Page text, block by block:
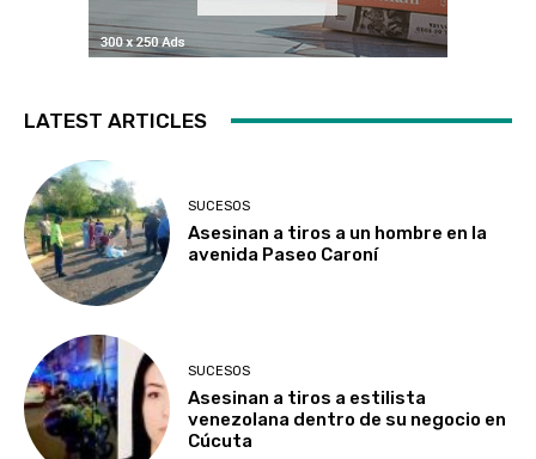
LATEST ARTICLES
SUCESOS
Asesinan a tiros a un hombre en la
avenida Paseo Caroní
SUCESOS
Asesinan a tiros a estilista
venezolana dentro de su negocio en
Cúcuta